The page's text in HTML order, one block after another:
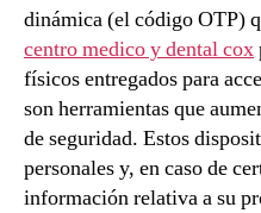
dinámica (el código OTP)
centro medico y dental cox
físicos entregados para
son herramientas que
de seguridad. Estos
personales y, en caso de
información relativa a su